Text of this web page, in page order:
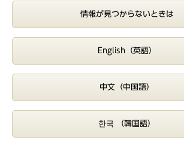
情報が見つからないときは
English（英語）
中文（中国語）
한국 （韓国語）